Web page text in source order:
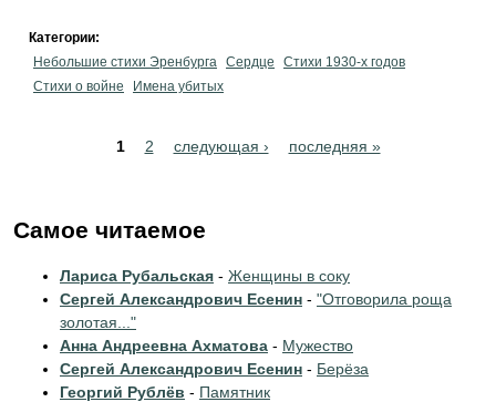
Категории:
Небольшие стихи Эренбурга Сердце
Стихи 1930-х годов
Стихи о войне
Имена убитых
1 2 следующая › последняя »
Самое читаемое
Лариса Рубальская - Женщины в соку
Сергей Александрович Есенин - "Отговорила роща
золотая..."
Анна Андреевна Ахматова - Мужество
Сергей Александрович Есенин - Берёза
Георгий Рублёв - Памятник